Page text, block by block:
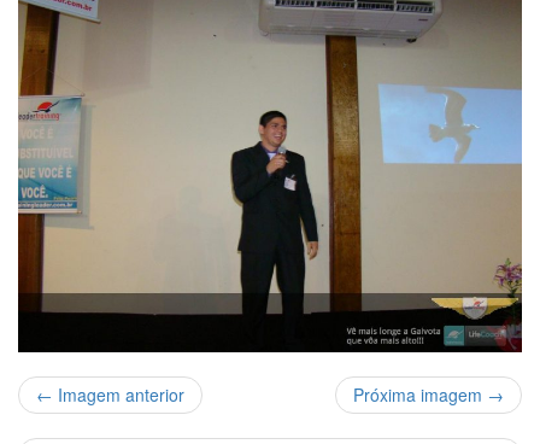
← Imagem anterior Próxima imagem →